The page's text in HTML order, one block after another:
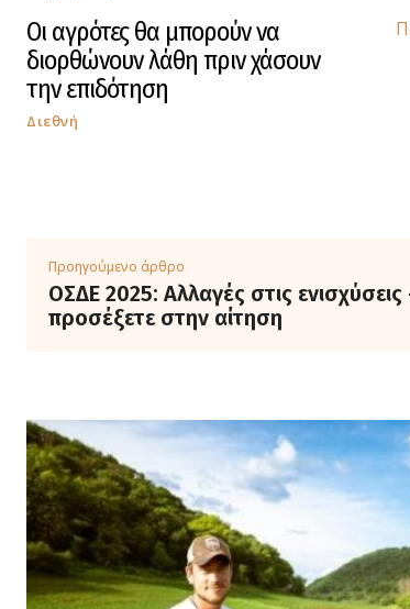
Οι αγρότες θα μπορούν να
διορθώνουν λάθη πριν χάσουν
την επιδότηση
Διεθνή
Προηγούμενο άρθρο
ΟΣΔΕ 2025: Αλλαγές στις ενισχύσεις
προσέξετε στην αίτηση